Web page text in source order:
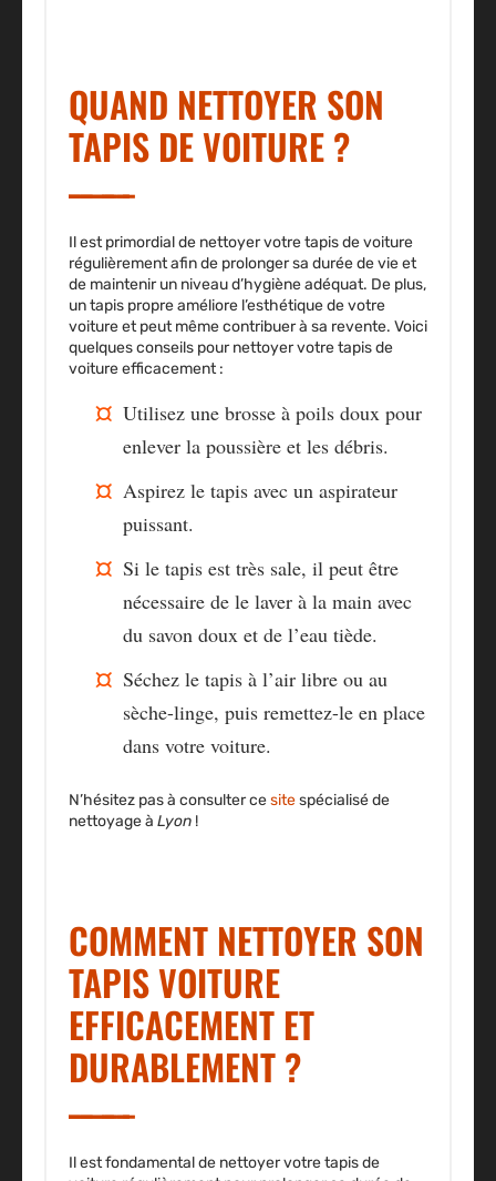
QUAND NETTOYER SON
TAPIS DE VOITURE ?
Il est primordial de nettoyer votre tapis de voiture
régulièrement afin de prolonger sa durée de vie et
de maintenir un niveau d’hygiène adéquat. De plus,
un tapis propre améliore l’esthétique de votre
voiture et peut même contribuer à sa revente. Voici
quelques conseils pour nettoyer votre tapis de
voiture efficacement :
Utilisez une brosse à poils doux pour
enlever la poussière et les débris.
Aspirez le tapis avec un aspirateur
puissant.
Si le tapis est très sale, il peut être
nécessaire de le laver à la main avec
du savon doux et de l’eau tiède.
Séchez le tapis à l’air libre ou au
sèche-linge, puis remettez-le en place
dans votre voiture.
N’hésitez pas à consulter cesitespécialisé de
nettoyage à Lyon !
COMMENT NETTOYER SON
TAPIS VOITURE
EFFICACEMENT ET
DURABLEMENT ?
Il est fondamental de nettoyer votre tapis de